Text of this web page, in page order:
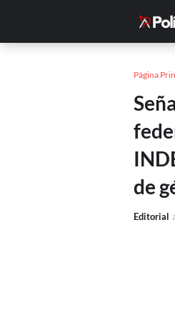
Página
de
Editorial